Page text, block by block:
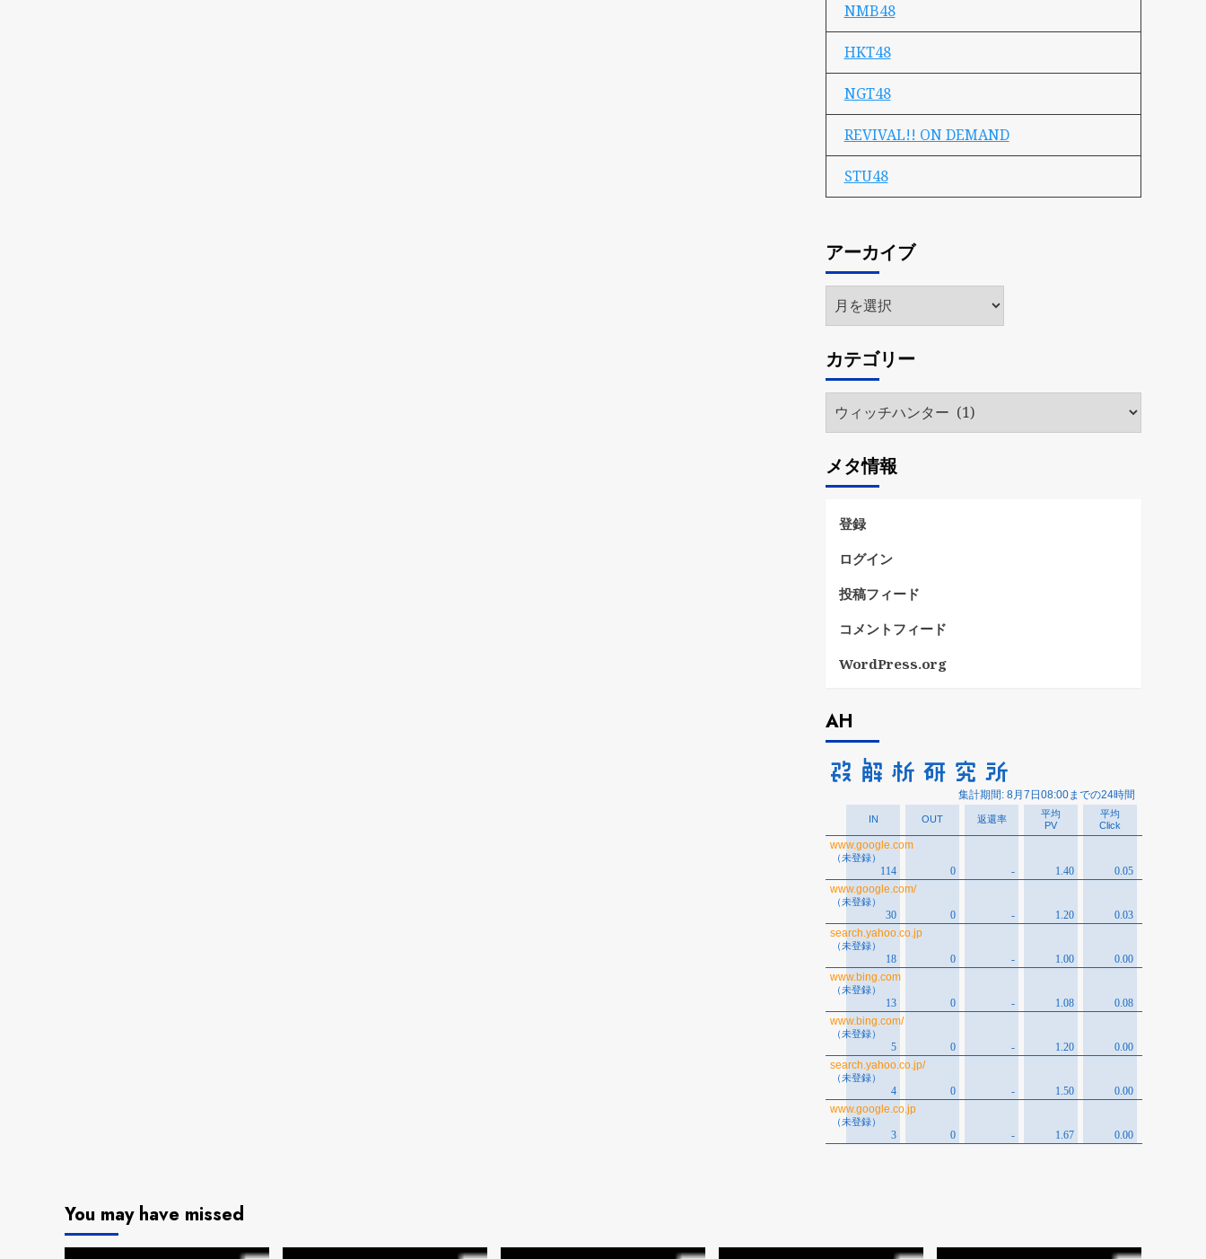
NMB48
HKT48
NGT48
REVIVAL!! ON DEMAND
STU48
アーカイブ
ア
ー
イ
ブ
カテゴリー
リ
ー
メタ情報
登録
ログイン
投稿フィード
コメントフィード
WordPress.org
AH
You may have missed